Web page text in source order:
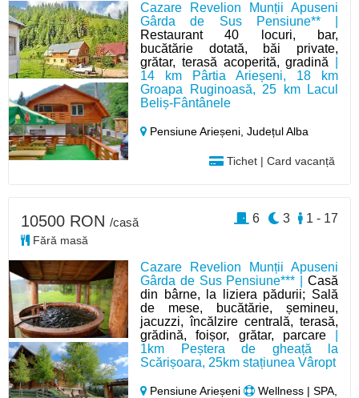
Cazare Revelion Munții Apuseni
Gârda de Sus Pensiune** |
Restaurant 40 locuri, bar,
bucătărie dotată, băi private,
grătar, terasă acoperită, gradină
14 km Pârtia Arieșeni, 18 km
Groapa Ruginoasă, 25 km Lacul
Beliș-Fântânele
Pensiune Arieșeni,Județul Alba
Tichet | Card vacanță
Cazare Revelion Munții Apuseni
Gârda de Sus Pensiune*** | Casă
din bârne, la liziera pădurii; Sală
de mese, bucătărie, șemineu,
jacuzzi, încălzire centrală, terasă,
grădină, foișor, grătar, parcare|
1km Peștera de gheață la
Scărișoara, 25km stațiunea Vâropt
Pensiune Arieșeni
Wellness | SPA,
10500 RON /casă
Fără masă
1 - 17
3
6